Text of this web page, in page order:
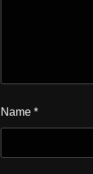
Name *